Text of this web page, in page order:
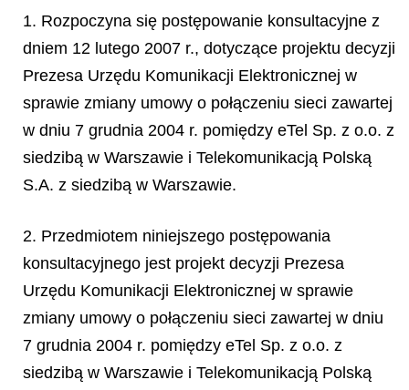
1. Rozpoczyna się postępowanie konsultacyjne z
dniem 12 lutego 2007 r., dotyczące projektu decyzji
Prezesa Urzędu Komunikacji Elektronicznej w
sprawie zmiany umowy o połączeniu sieci zawartej
w dniu 7 grudnia 2004 r. pomiędzy eTel Sp. z o.o. z
siedzibą w Warszawie i Telekomunikacją Polską
S.A. z siedzibą w Warszawie.
2. Przedmiotem niniejszego postępowania
konsultacyjnego jest projekt decyzji Prezesa
Urzędu Komunikacji Elektronicznej w sprawie
zmiany umowy o połączeniu sieci zawartej w dniu
7 grudnia 2004 r. pomiędzy eTel Sp. z o.o. z
siedzibą w Warszawie i Telekomunikacją Polską